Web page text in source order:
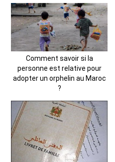
Comment savoir si la
personne est relative pour
adopter un orphelin au Maroc
?